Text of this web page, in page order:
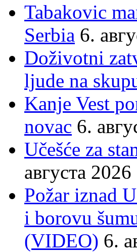
Tabakovic
Serbia 6.
Doživotni
ljude na
Kanje Vest
novac 6.
Učešće za
августа 2026
Požar iznad
i borovu
(VIDEO) 6.